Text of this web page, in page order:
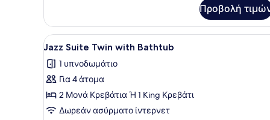
Bathtub
Προβολή
Προβολή
όλων
των
φωτογραφιών
για
Jazz
Ένα δωμάτιο ξενοδοχείου
1
Jazz Suite Twin with Bathtub
1 υπνοδωμάτιο
Για 4 άτομα
2 Μονά Κρεβάτια Ή 1 King Κρεβάτι
Δωρεάν ασύρματο ίντερνετ